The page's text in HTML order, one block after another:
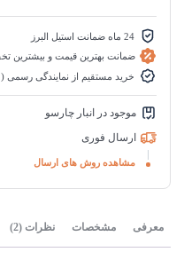
24 ماه ضمانت استیل البرز
ضمانت بهترین قیمت و بیشترین
خرید مستقیم از نمایندگی رسمی
موجود در انبار چارسو
ارسال فوری
مشاهده روش های ارسال
معرفی مشخصات نظرات (2)